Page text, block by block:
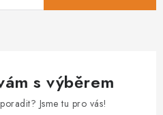
s výběrem
Jsme tu pro vás!